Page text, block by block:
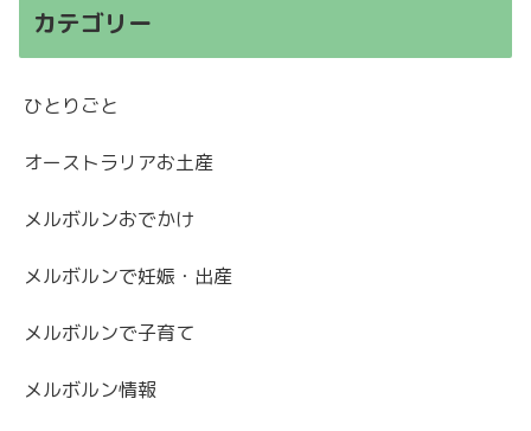
カテゴリー
ひとりごと
オーストラリアお土産
メルボルンおでかけ
メルボルンで妊娠・出産
メルボルンで子育て
メルボルン情報